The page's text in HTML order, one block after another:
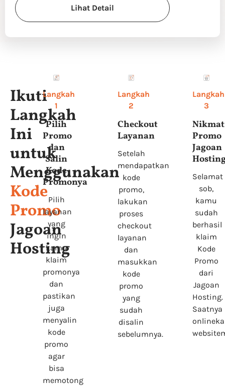
Lihat Detail
Ikuti
Langkah
Ini
untuk
Menggunakan
Kode
Promo
Jagoan
Hosting
Langkah
1
Pilih
Promo
dan
Salin
Kode
Promonya
Pilih
layanan
yang
ingin
kamu
klaim
promonya
dan
pastikan
juga
menyalin
kode
promo
agar
bisa
memotong
Langkah
2
Checkout
Layanan
Setelah
mendapatkan
kode
promo,
lakukan
proses
checkout
layanan
dan
masukkan
kode
promo
yang
sudah
disalin
sebelumnya.
Langkah
3
Promo
Jagoan
Selamat
sob,
kamu
sudah
berhasil
klaim
Kode
Promo
dari
Jagoan
Hosting.
Saatnya